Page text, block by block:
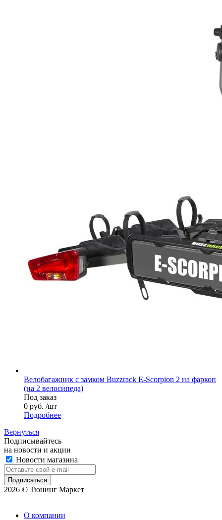
Велобагажник с замком Buzzrack E-Scorpion 2 на фаркоп
(на 2 велосипеда)
Под заказ
0 руб. /шт
Подробнее
Вернуться
Подписывайтесь
на новости и акции
Новости магазина
2026 © Тюнинг Маркет
О компании